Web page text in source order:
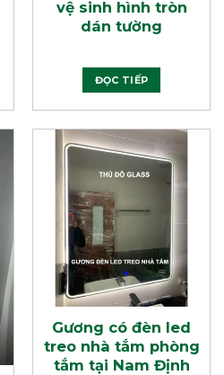
vệ sinh hình tròn
dán tường
ĐỌC TIẾP
Gương có đèn led
treo nhà tắm phòng
tắm tại Nam Định